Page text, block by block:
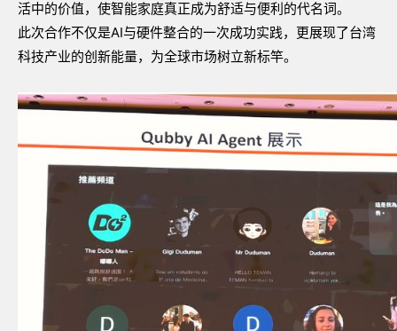
活中的价值，使智能家庭真正成为舒适与便利的代名词。
此次合作不仅是AI与硬件整合的一次成功实践，更展现了台湾
科技产业的创新能量，为全球市场树立新标竿。